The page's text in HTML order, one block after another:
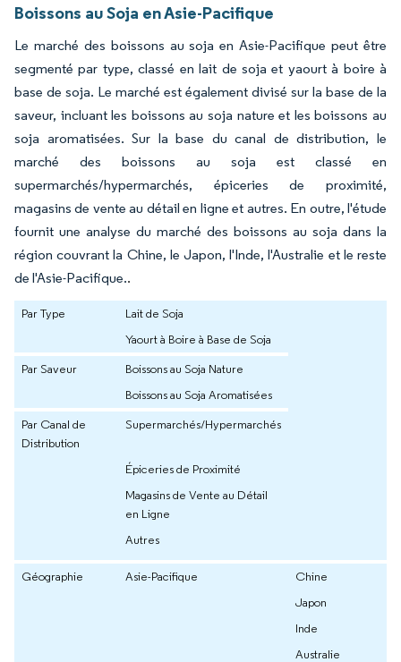
Boissons au Soja en Asie-Pacifique
Le marché des boissons au soja en Asie-Pacifique peut être
segmenté par type, classé en lait de soja et yaourt à boire à
base de soja. Le marché est également divisé sur la base de la
saveur, incluant les boissons au soja nature et les boissons au
soja aromatisées. Sur la base du canal de distribution, le
marché des boissons au soja est classé en
supermarchés/hypermarchés, épiceries de proximité,
magasins de vente au détail en ligne et autres. En outre, l'étude
fournit une analyse du marché des boissons au soja dans la
région couvrant la Chine, le Japon, l'Inde, l'Australie et le reste
de l'Asie-Pacifique..
Par Type
Lait de Soja
Yaourt à Boire à Base de Soja
Par Saveur
Boissons au Soja Nature
Boissons au Soja Aromatisées
Par Canal de
Distribution
Supermarchés/Hypermarchés
Épiceries de Proximité
Magasins de Vente au Détail
en Ligne
Autres
Géographie Asie-Pacifique
Chine
Japon
Inde
Australie